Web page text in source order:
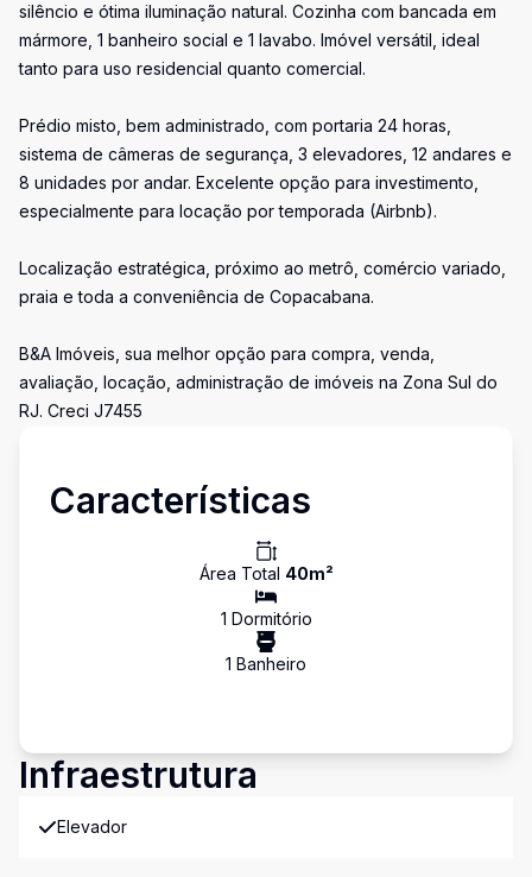
silêncio e ótima iluminação natural. Cozinha com bancada em
mármore, 1 banheiro social e 1 lavabo. Imóvel versátil, ideal
tanto para uso residencial quanto comercial.
Prédio misto, bem administrado, com portaria 24 horas,
sistema de câmeras de segurança, 3 elevadores, 12 andares e
8 unidades por andar. Excelente opção para investimento,
especialmente para locação por temporada (Airbnb).
Localização estratégica, próximo ao metrô, comércio variado,
praia e toda a conveniência de Copacabana.
B&A Imóveis, sua melhor opção para compra, venda,
avaliação, locação, administração de imóveis na Zona Sul do
RJ. Creci J7455
Características
Área Total 40m²
1 Dormitório
1 Banheiro
Infraestrutura
Elevador